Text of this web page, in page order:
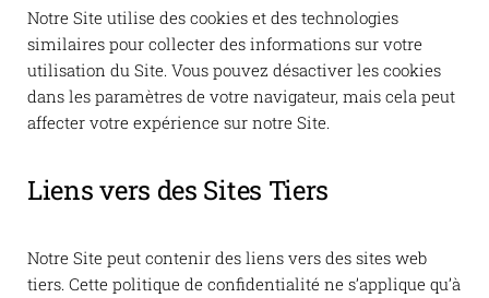
Notre Site utilise des cookies et des technologies
similaires pour collecter des informations sur votre
utilisation du Site. Vous pouvez désactiver les cookies
dans les paramètres de votre navigateur, mais cela peut
affecter votre expérience sur notre Site.
Liens vers des Sites Tiers
Notre Site peut contenir des liens vers des sites web
tiers. Cette politique de confidentialité ne s’applique qu’à